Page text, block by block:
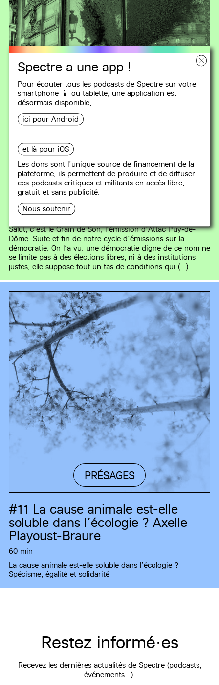
Spectre a une app !
Pour écouter tous les podcasts de Spectre sur votre
smartphone 📱 ou tablette, uneapplication est
désormais disponible,
ici pour Android
et là pour iOS
Les dons sont l'unique source de financement de la
plateforme, ils permettent de produire et de diffuser
ces podcasts critiques et militants en accès libre,
gratuit et sans publicité.
Nous soutenir
LE GRAIN DE SON
#134Des mots, des maux, démo...
cratie ! -- 4/4
26 min
Salut, c’est le Grain de Son, l’émission d’Attac Puy-de-
Dôme. Suite et fin de notre cycle d’émissions sur la
démocratie. On l’a vu, une démocratie digne de ce nom ne
se limite pas à des élections libres, ni à des institutions
justes, elle suppose tout un tas de conditions qui (…)
PRÉSAGES
#11 La cause animale est-elle
soluble dans l’écologie ? Axelle
Playoust-Braure
60 min
La cause animale est-elle soluble dans l’écologie ?
Spécisme, égalité et solidarité
Restez informé·es
Recevez les dernières actualités de Spectre (podcasts,
événements…).